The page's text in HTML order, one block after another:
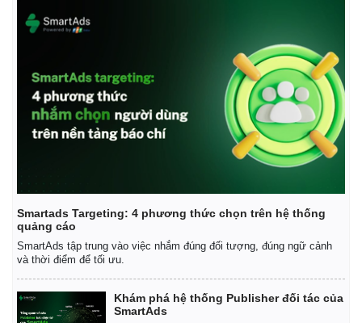
Smartads Targeting: 4 phương thức chọn trên hệ thống
quảng cáo
SmartAds tập trung vào việc nhắm đúng đối tượng, đúng ngữ cảnh
và thời điểm để tối ưu.
Khám phá hệ thống Publisher đối tác của
SmartAds